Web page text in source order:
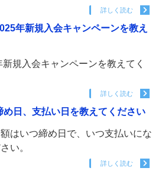
詳しく読む
年新規入会キャンペーンを教え
規入会キャンペーンを教えてく
詳しく読む
め日、支払い日を教えてください
はいつ締め日で、いつ支払いにな
い。
詳しく読む